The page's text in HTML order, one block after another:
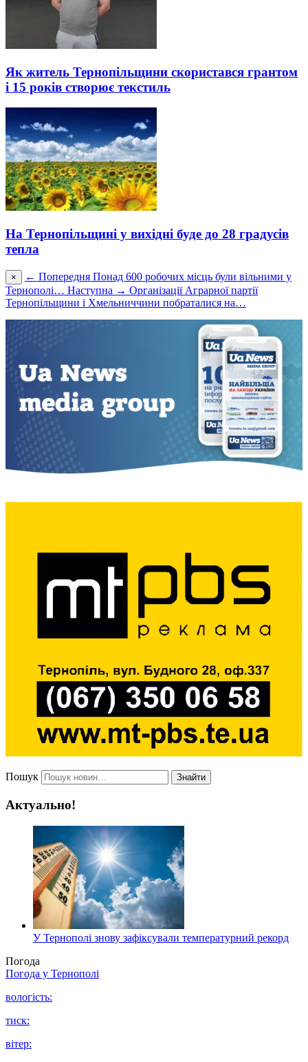
Як житель Тернопільщини скористався грантом
і 15 років створює текстиль
На Тернопільщині у вихідні буде до 28 градусів
тепла
× ← Попередня Понад 600 робочих місць були вільними у
Тернополі… Наступна → Організації Аграрної партії
Тернопільщини і Хмельниччини побраталися на…
Пошук Знайти
Актуально!
У Тернополі знову зафіксували температурний рекорд
Погода
Погода у Тернополі
вологість:
тиск:
вітер: